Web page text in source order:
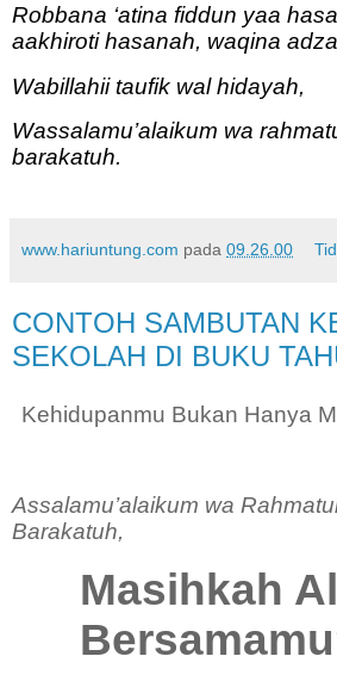
Robbana ‘atina fiddun yaa
aakhiroti hasanah, waqina
Wabillahii taufik wal hidayah,
Wassalamu’alaikum wa
barakatuh.
www.hariuntung.com pada 09.26.00
CONTOH SAMBUTAN
SEKOLAH DI BUKU
Kehidupanmu Bukan Hanya
Assalamu’alaikum wa
Barakatuh,
Masihkah
B